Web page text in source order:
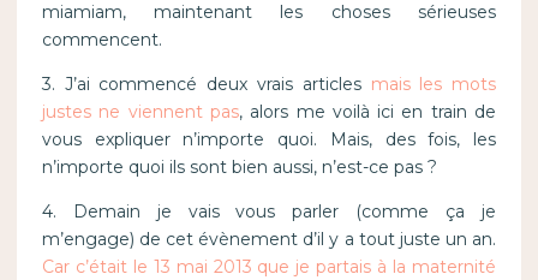
miamiam, maintenant les choses sérieuses
commencent.
3. J’ai commencé deux vrais articles mais les mots
justes ne viennent pas, alors me voilà ici en train de
vous expliquer n’importe quoi. Mais, des fois, les
n’importe quoi ils sont bien aussi, n’est-ce pas ?
4. Demain je vais vous parler (comme ça je
m’engage) de cet évènement d’il y a tout juste un an.
Car c’était le 13 mai 2013 que je partais à la maternité